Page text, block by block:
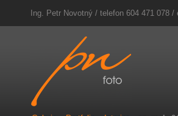
Ing. Petr Novotný / telefon 604 471 078 /